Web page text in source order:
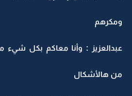
ومكرهم
عبدالعزيز : وأنا معاكم بكل شيء
من هالأشكال